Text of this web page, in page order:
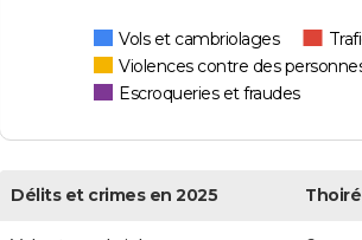
Vols et cambriolages
Violences contre des
Escroqueries et fraudes
Délits et crimes en 2025